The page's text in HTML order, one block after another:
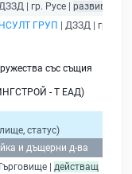
ДЗЗД | гр. Русе | развиващ
ГРУП | ДЗЗД | гр.
със същия
- Т ЕАД)
статус)
и дъщерни д-ва
| действащ